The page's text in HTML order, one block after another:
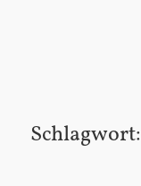
Schlagwort: